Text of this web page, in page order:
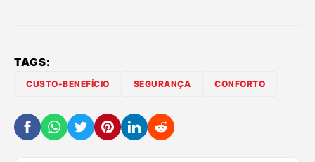
TAGS:
CUSTO-BENEFÍCIO SEGURANÇA CONFORTO